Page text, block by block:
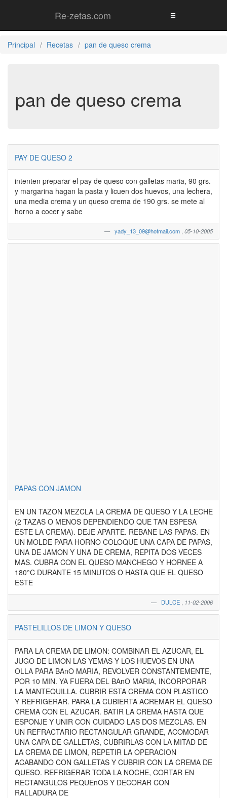
Re-zetas.com
Principal Recetas pan de queso crema
pan de queso crema
PAY DE QUESO 2
intenten preparar el pay de queso con galletas maria, 90 grs.
y margarina hagan la pasta y licuen dos huevos, una lechera,
una media crema y un queso crema de 190 grs. se mete al
horno a cocer y sabe
yady_13_09@hotmail.com 05-10-2005
PAPAS CON JAMON
EN UN TAZON MEZCLA LA CREMA DE QUESO Y LA LECHE
(2 TAZAS O MENOS DEPENDIENDO QUE TAN ESPESA
ESTE LA CREMA). DEJE APARTE. REBANE LAS PAPAS. EN
UN MOLDE PARA HORNO COLOQUE UNA CAPA DE PAPAS,
UNA DE JAMON Y UNA DE CREMA, REPITA DOS VECES
MAS. CUBRA CON EL QUESO MANCHEGO Y HORNEE A
180°C DURANTE 15 MINUTOS O HASTA QUE EL QUESO
ESTE
DULCE 11-02-2006
PASTELILLOS DE LIMON Y QUESO
PARA LA CREMA DE LIMON: COMBINAR EL AZUCAR, EL
JUGO DE LIMON LAS YEMAS Y LOS HUEVOS EN UNA
OLLA PARA BAnO MARIA, REVOLVER CONSTANTEMENTE,
POR 10 MIN. YA FUERA DEL BAnO MARIA, INCORPORAR
LA MANTEQUILLA. CUBRIR ESTA CREMA CON PLASTICO
Y REFRIGERAR. PARA LA CUBIERTA ACREMAR EL QUESO
CREMA CON EL AZUCAR. BATIR LA CREMA HASTA QUE
ESPONJE Y UNIR CON CUIDADO LAS DOS MEZCLAS. EN
UN REFRACTARIO RECTANGULAR GRANDE, ACOMODAR
UNA CAPA DE GALLETAS, CUBRIRLAS CON LA MITAD DE
LA CREMA DE LIMON, REPETIR LA OPERACION
ACABANDO CON GALLETAS Y CUBRIR CON LA CREMA DE
QUESO. REFRIGERAR TODA LA NOCHE, CORTAR EN
RECTANGULOS PEQUEnOS Y DECORAR CON
RALLADURA DE